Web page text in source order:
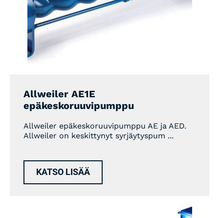
Allweiler AE1E
epäkeskoruuvipumppu
Allweiler epäkeskoruuvipumppu AE ja AED.
Allweiler on keskittynyt syrjäytyspum ...
KATSO LISÄÄ